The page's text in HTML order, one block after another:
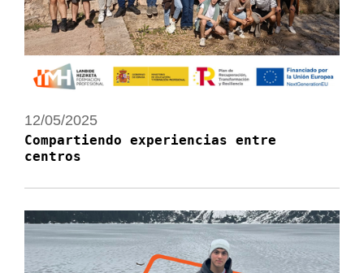
12/05/2025
Compartiendo experiencias entre
centros